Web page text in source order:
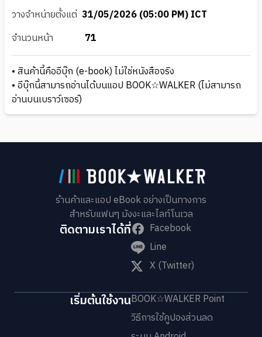
วางจำหน่ายตั้งแต่ 31/05/2026 (05:00 PM) ICT
จำนวนหน้า
71
• สินค้านี้คืออีบุ๊ก (e-book) ไม่ใช่หนังสือจริง
• อีบุ๊กนี้สามารถอ่านได้บนแอป BOOK☆WALKER (ไม่สามารถ
อ่านบนเบราว์เซอร์)
ร้านค้าและแอป eBook อย่างเป็นทางการ
สำหรับแฟนๆ มังงะและไลท์โนเวล
ติดตามเราได้ที่
Facebook
Line
X (Twitter)
เริ่มต้นใช้งานBOOK☆WALKER Point
วิธีการใช้คูปองส่วนลด